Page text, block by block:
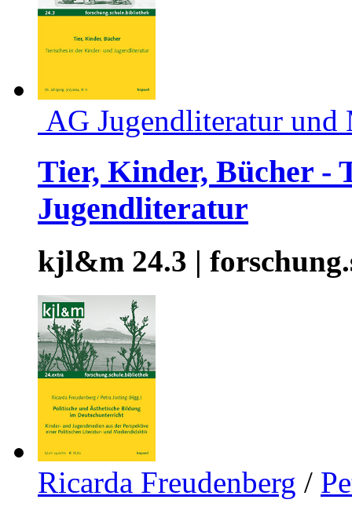
AG Jugendliteratur und
Tier, Kinder, Bücher -
Jugendliteratur
kjl&m 24.3 |
Ricarda Freudenberg /